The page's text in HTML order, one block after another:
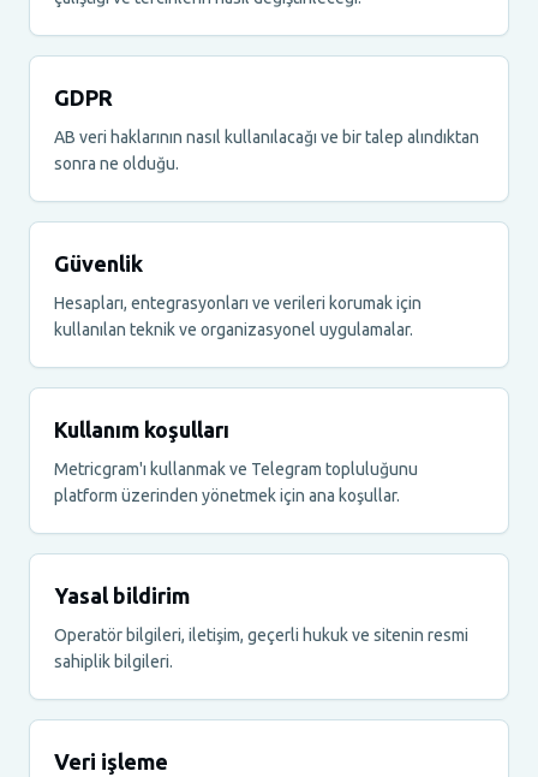
GDPR
AB veri haklarının nasıl kullanılacağı ve bir talep alındıktan
sonra ne olduğu.
Güvenlik
Hesapları, entegrasyonları ve verileri korumak için
kullanılan teknik ve organizasyonel uygulamalar.
Kullanım koşulları
Metricgram'ı kullanmak ve Telegram topluluğunu
platform üzerinden yönetmek için ana koşullar.
Yasal bildirim
Operatör bilgileri, iletişim, geçerli hukuk ve sitenin resmi
sahiplik bilgileri.
Veri işleme